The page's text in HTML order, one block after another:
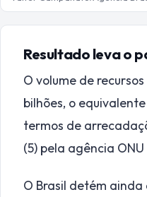
Resultado leva o
O volume de
bilhões, o
termos de
(5) pela agência ONU
O Brasil detém